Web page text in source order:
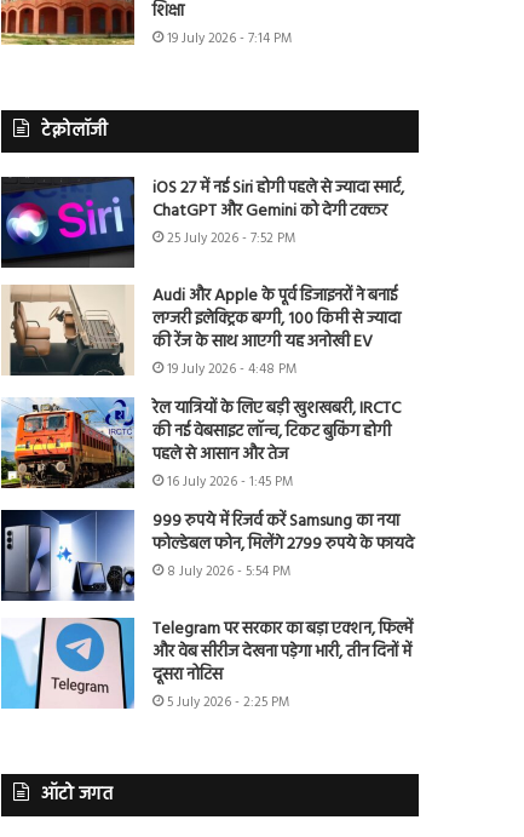
शिक्षा
19 July 2026 - 7:14 PM
टेक्नोलॉजी
iOS 27 में नई Siri होगी पहले से ज्यादा स्मार्ट,
ChatGPT और Gemini को देगी टक्कर
25 July 2026 - 7:52 PM
Audi और Apple के पूर्व डिजाइनरों ने बनाई
लग्जरी इलेक्ट्रिक बग्गी, 100 किमी से ज्यादा
की रेंज के साथ आएगी यह अनोखी EV
19 July 2026 - 4:48 PM
रेल यात्रियों के लिए बड़ी खुशखबरी, IRCTC
की नई वेबसाइट लॉन्च, टिकट बुकिंग होगी
पहले से आसान और तेज
16 July 2026 - 1:45 PM
999 रुपये में रिजर्व करें Samsung का नया
फोल्डेबल फोन, मिलेंगे 2799 रुपये के फायदे
8 July 2026 - 5:54 PM
Telegram पर सरकार का बड़ा एक्शन, फिल्में
और वेब सीरीज देखना पड़ेगा भारी, तीन दिनों में
दूसरा नोटिस
5 July 2026 - 2:25 PM
ऑटो जगत